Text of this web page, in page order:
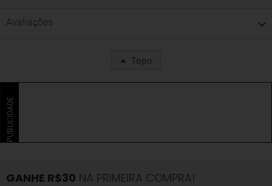
Avaliações
Topo
PUBLICIDADE
GANHE R$30 NA PRIMEIRA COMPRA!